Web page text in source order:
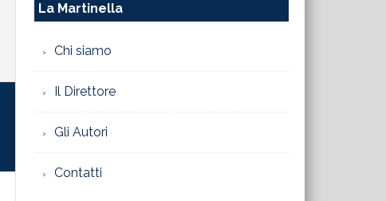
La Martinella
Chi siamo
Il Direttore
Gli Autori
Contatti